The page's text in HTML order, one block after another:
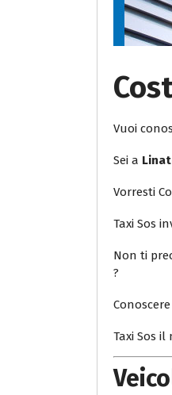
Vuoi
Sei a
Vorresti
Taxi Sos
Non ti
?
Taxi Sos